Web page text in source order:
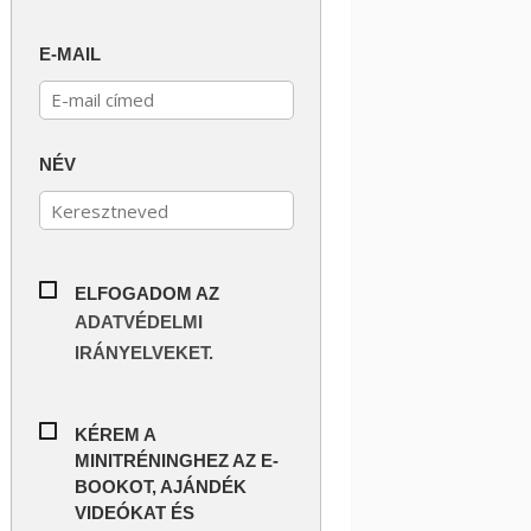
E-MAIL
NÉV
ELFOGADOM AZ
ADATVÉDELMI
IRÁNYELVEKET.
KÉREM A
MINITRÉNINGHEZ AZ E-
BOOKOT, AJÁNDÉK
VIDEÓKAT ÉS